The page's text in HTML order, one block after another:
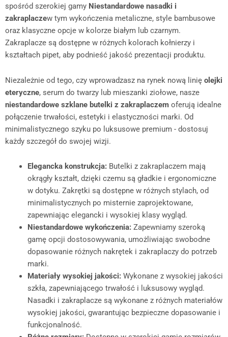
spośród szerokiej gamy Niestandardowe nasadki i
zakraplaczew tym wykończenia metaliczne, style bambusowe
oraz klasyczne opcje w kolorze białym lub czarnym.
Zakraplacze są dostępne w różnych kolorach kołnierzy i
kształtach pipet, aby podnieść jakość prezentacji produktu.
Niezależnie od tego, czy wprowadzasz na rynek nową linię olejki
eteryczne, serum do twarzy lub mieszanki ziołowe, nasze
niestandardowe szklane butelki z zakraplaczem oferują idealne
połączenie trwałości, estetyki i elastyczności marki. Od
minimalistycznego szyku po luksusowe premium - dostosuj
każdy szczegół do swojej wizji.
Elegancka konstrukcja:Butelki z zakraplaczem mają
okrągły kształt, dzięki czemu są gładkie i ergonomiczne
w dotyku. Zakrętki są dostępne w różnych stylach, od
minimalistycznych po misternie zaprojektowane,
zapewniając elegancki i wysokiej klasy wygląd.
Niestandardowe wykończenia:Zapewniamy szeroką
gamę opcji dostosowywania, umożliwiając swobodne
dopasowanie różnych nakrętek i zakraplaczy do potrzeb
marki.
Materiały wysokiej jakości:Wykonane z wysokiej jakości
szkła, zapewniającego trwałość i luksusowy wygląd.
Nasadki i zakraplacze są wykonane z różnych materiałów
wysokiej jakości, gwarantując bezpieczne dopasowanie i
funkcjonalność.